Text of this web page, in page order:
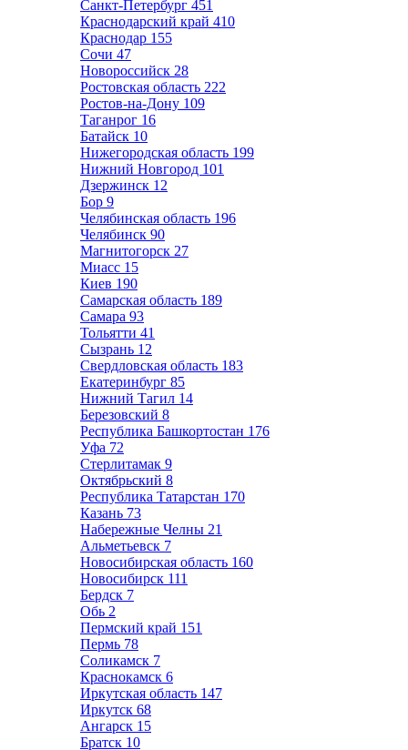
Санкт-Петербург 451
Краснодарский край 410
Краснодар 155
Сочи 47
Новороссийск 28
Ростовская область 222
Ростов-на-Дону 109
Таганрог 16
Батайск 10
Нижегородская область 199
Нижний Новгород 101
Дзержинск 12
Бор 9
Челябинская область 196
Челябинск 90
Магнитогорск 27
Миасс 15
Киев 190
Самарская область 189
Самара 93
Тольятти 41
Сызрань 12
Свердловская область 183
Екатеринбург 85
Нижний Тагил 14
Березовский 8
Республика Башкортостан 176
Уфа 72
Стерлитамак 9
Октябрьский 8
Республика Татарстан 170
Казань 73
Набережные Челны 21
Альметьевск 7
Новосибирская область 160
Новосибирск 111
Бердск 7
Обь 2
Пермский край 151
Пермь 78
Соликамск 7
Краснокамск 6
Иркутская область 147
Иркутск 68
Ангарск 15
Братск 10